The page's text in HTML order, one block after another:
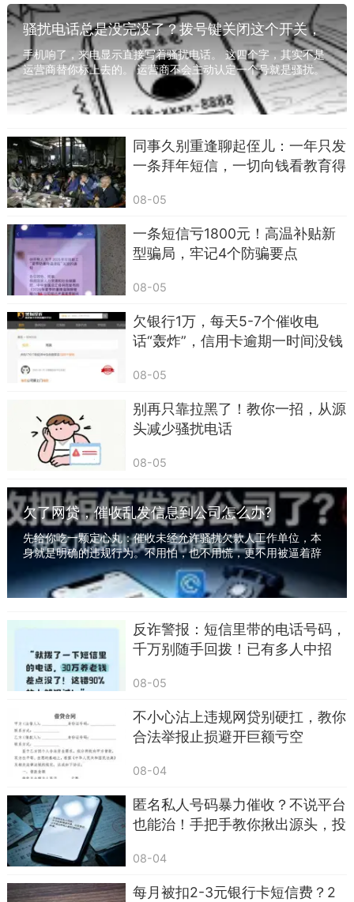
防灾减灾 #安全知识
骚扰电话总是没完没了？拨号键关闭这个开关，
从此手机清静了
手机响了，来电显示直接写着骚扰电话。 这四个字，其实不是
运营商替你标上去的。 运营商不会主动认定一个号就是骚扰。
是这号码之前打给过别人，对方嫌烦，顺手...
同事久别重逢聊起侄儿：一年只发
一条拜年短信，一切向钱看教育得
08-05
一条短信亏1800元！高温补贴新
型骗局，牢记4个防骗要点
08-05
欠银行1万，每天5-7个催收电
话“轰炸”，信用卡逾期一时间没钱
08-05
别再只靠拉黑了！教你一招，从源
头减少骚扰电话
08-05
欠了网贷，催收乱发信息到公司怎么办?
先给你吃一颗定心丸：催收未经允许骚扰欠款人工作单位，本
身就是明确的违规行为。不用怕，也不用慌，更不用被逼着辞
职。有一套完整可操作的维权方法，照着做，既...
反诈警报：短信里带的电话号码，
千万别随手回拨！已有多人中招
08-05
不小心沾上违规网贷别硬扛，教你
合法举报止损避开巨额亏空
08-04
匿名私人号码暴力催收？不说平台
也能治！手把手教你揪出源头，投
08-04
每月被扣2-3元银行卡短信费？2